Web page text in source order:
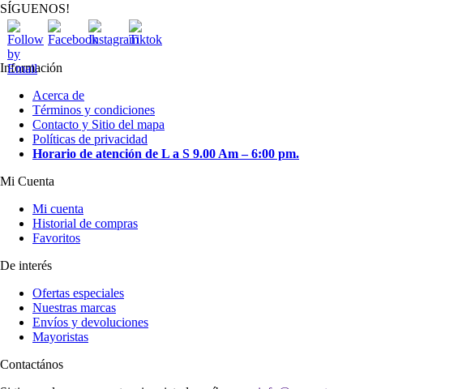
de
SÍGUENOS!
Información
Acerca de
Términos y condiciones
Contacto y Sitio del mapa
Políticas de privacidad
Horario de atención de L a S 9.00 Am – 6:00 pm.
Mi Cuenta
Mi cuenta
Historial de compras
Favoritos
De interés
Ofertas especiales
Nuestras marcas
Envíos y devoluciones
Mayoristas
Contactános